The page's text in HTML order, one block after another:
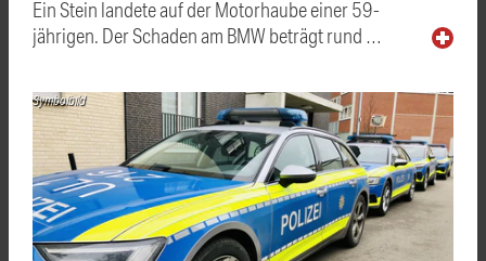
Ein Stein landete auf der Motorhaube einer 59-
jährigen. Der Schaden am BMW beträgt rund …
Symbolbild